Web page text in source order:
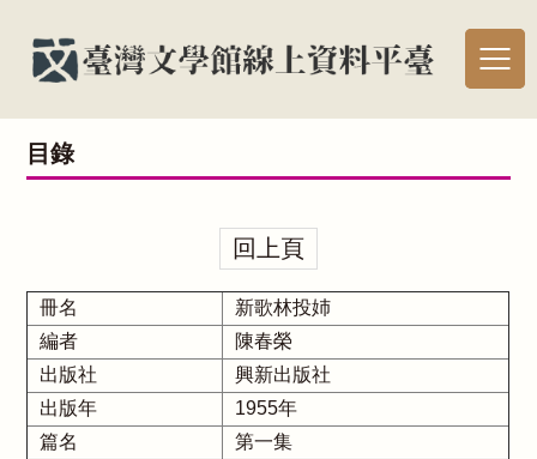
目錄
回上頁
冊名
新歌林投姉
編者
陳春榮
出版社
興新出版社
出版年
1955年
篇名
第一集